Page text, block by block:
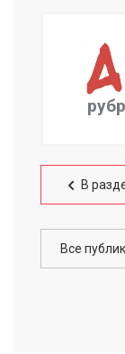
В
Все